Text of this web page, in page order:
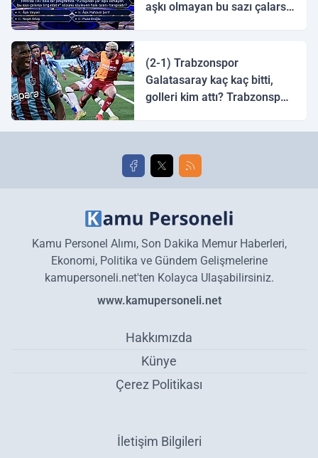
aşkı olmayan bu sazı çalarsa
(2-1) Trabzonspor
Galatasaray kaç kaç bitti,
golleri kim attı? Trabzonspor
golleri!
Kamu Personel Alımı, Son Dakika Memur Haberleri,
Ekonomi, Politika ve Gündem Gelişmelerine
kamupersoneli.net'ten Kolayca Ulaşabilirsiniz.
www.kamupersoneli.net
Hakkımızda
Künye
Çerez Politikası
İletişim Bilgileri